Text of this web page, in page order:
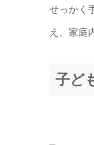
せっかく
え、家庭
子ど